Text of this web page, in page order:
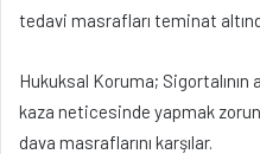
tedavi masrafları teminat
Hukuksal Koruma; Sigortalının
kaza neticesinde yapmak
dava masraflarını karşılar.